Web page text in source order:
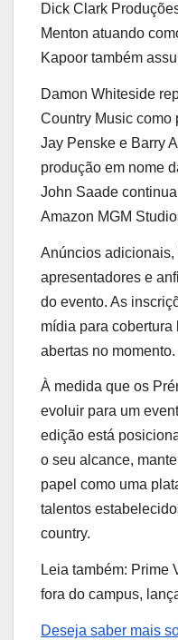
Dick Clark
Menton atuando
Kapoor também
Damon Whiteside
Country Music como
Jay Penske e Barry
produção em nome
John Saade
Amazon MGM
Anúncios
apresentadores e
do evento. As
mídia para
abertas no momento.
À medida que os
evoluir para um
edição está
o seu alcance,
papel como uma
talentos
country.
Leia também: Prime
fora do campus,
Deseja saber mais